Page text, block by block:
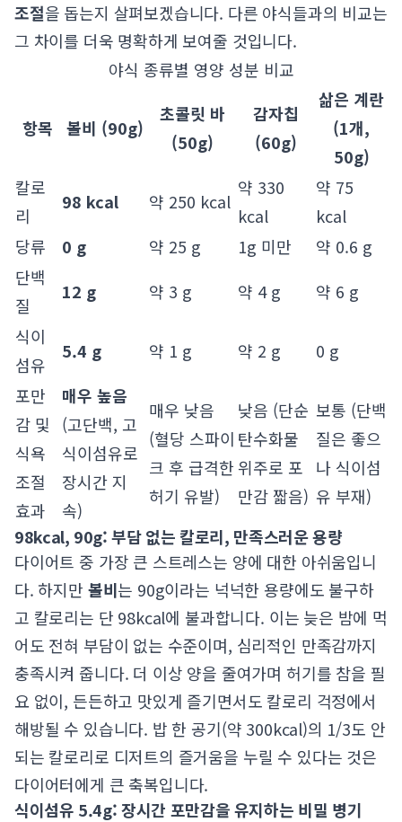
조절을 돕는지 살펴보겠습니다. 다른 야식들과의 비교는
그 차이를 더욱 명확하게 보여줄 것입니다.
야식 종류별 영양 성분 비교
항목 볼비 (90g)
초콜릿 바
(50g)
감자칩
(60g)
삶은 계란
(1개,
50g)
칼로
리
98 kcal 약 250 kcal
약 330
kcal
약 75
kcal
당류
0 g 약 25 g 1g 미만
약 0.6 g
단백
질
12 g 약 3 g 약 4 g
약 6 g
식이
섬유
5.4 g 약 1 g 약 2 g
0 g
포만
감 및
식욕
조절
효과
매우 높음
(고단백, 고
식이섬유로
장시간 지
속)
매우 낮음
(혈당 스파이
크 후 급격한
허기 유발)
낮음 (단순
탄수화물
위주로 포
만감 짧음)
보통 (단백
질은 좋으
나 식이섬
유 부재)
98kcal, 90g: 부담 없는 칼로리, 만족스러운 용량
다이어트 중 가장 큰 스트레스는 양에 대한 아쉬움입니
다. 하지만 볼비는 90g이라는 넉넉한 용량에도 불구하
고 칼로리는 단 98kcal에 불과합니다. 이는 늦은 밤에 먹
어도 전혀 부담이 없는 수준이며, 심리적인 만족감까지
충족시켜 줍니다. 더 이상 양을 줄여가며 허기를 참을 필
요 없이, 든든하고 맛있게 즐기면서도 칼로리 걱정에서
해방될 수 있습니다. 밥 한 공기(약 300kcal)의 1/3도 안
되는 칼로리로 디저트의 즐거움을 누릴 수 있다는 것은
다이어터에게 큰 축복입니다.
식이섬유 5.4g: 장시간 포만감을 유지하는 비밀 병기